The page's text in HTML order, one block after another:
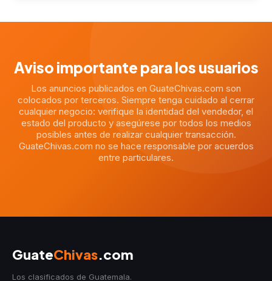
Aviso importante para los usuarios
Los anuncios publicados en GuateChivas.com son
colocados por terceros. Siempre tenga cuidado al cerrar
cualquier negocio: verifique la identidad del vendedor, el
estado del producto y asegúrese por todos los medios
posibles antes de realizar cualquier transacción.
GuateChivas.com no se hace responsable por acuerdos
entre particulares.
GuateChivas.com
Los clasificados de Guatemala.